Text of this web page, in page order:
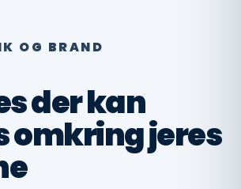
OG BRAND
der kan
omkring jeres